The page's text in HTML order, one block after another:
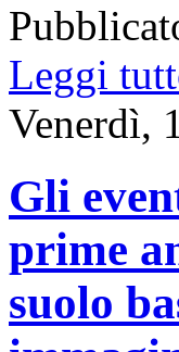
Leggi
Venerdì,
Gli
prime
suolo